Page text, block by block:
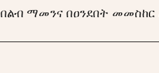
በልብ ማመንና በዐንደበት መመስከር